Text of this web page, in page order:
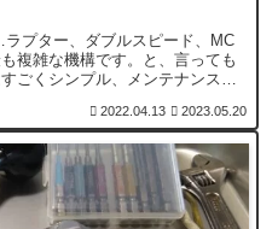
プター、ダブルスピード、MC
複雑な機構です。と、言っても
ごくシンプル、メンテナンスを
2022.04.13 2023.05.20